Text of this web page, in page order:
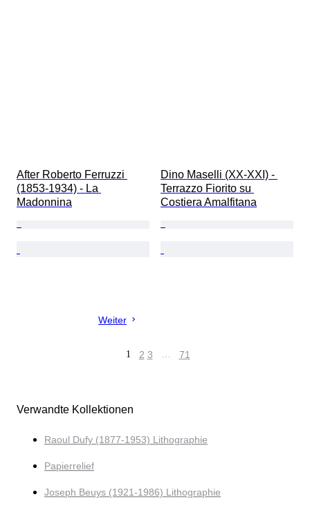
After Roberto Ferruzzi
(1853-1934) - La
Madonnina
Dino Maselli (XX-XXI) -
Terrazzo Fiorito su
Costiera Amalfitana
Weiter
1 2 3 … 71
Verwandte Kollektionen
Raoul Dufy (1877-1953) Lithographie
Papierrelief
Joseph Beuys (1921-1986) Lithographie